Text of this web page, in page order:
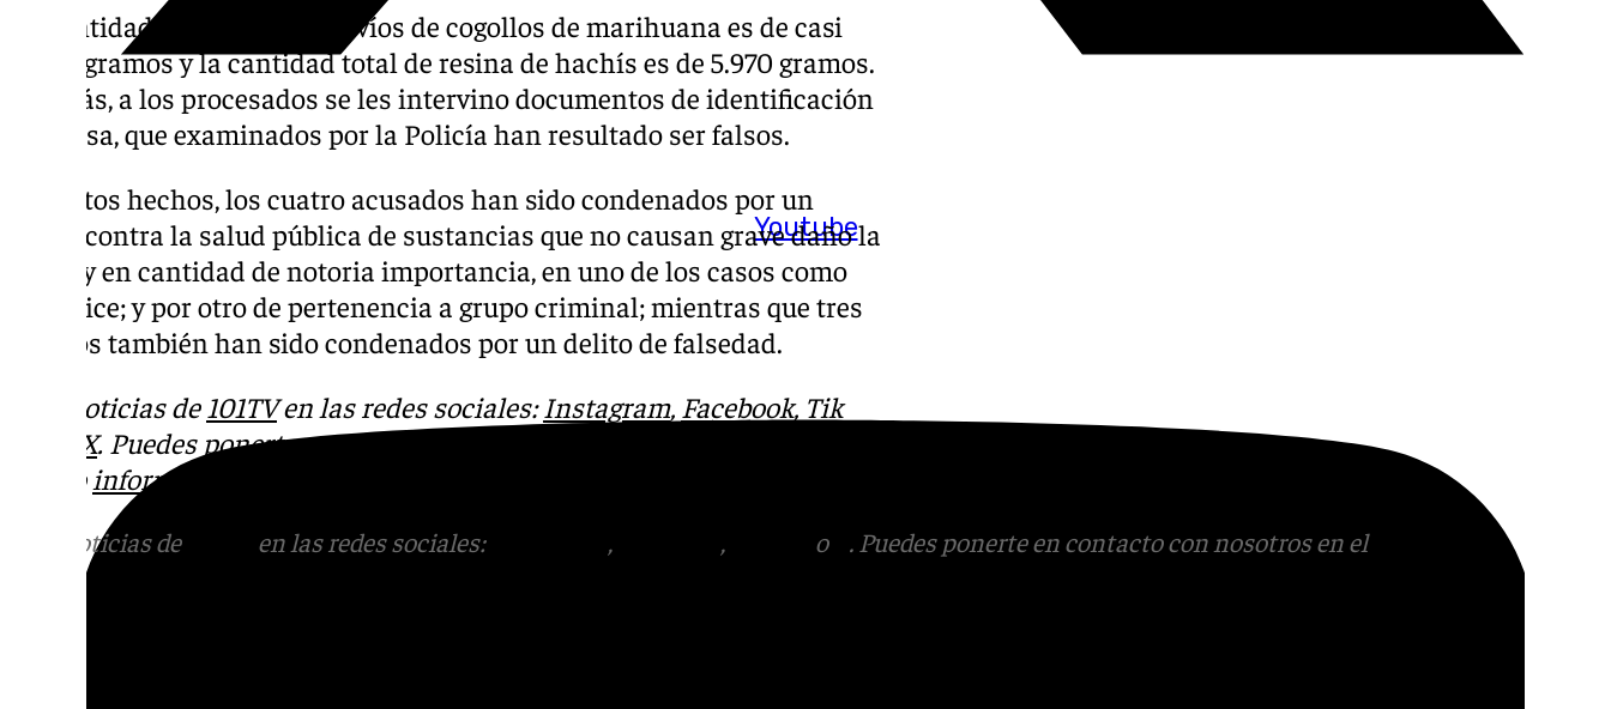
Youtube
La cantidad total de estos envíos de cogollos de marihuana es de casi
7.000 gramos y la cantidad total de resina de hachís es de 5.970 gramos.
Además, a los procesados se les intervino documentos de identificación
francesa, que examinados por la Policía han resultado ser falsos.
Por estos hechos, los cuatro acusados han sido condenados por un
delito contra la salud pública de sustancias que no causan grave daño la
salud y en cantidad de notoria importancia, en uno de los casos como
cómplice; y por otro de pertenencia a grupo criminal; mientras que tres
de ellos también han sido condenados por un delito de falsedad.
Más noticias de 101TVen las redes sociales:Instagram, Facebook, Tik
X. Puedes ponerte en contacto con nosotros en el
correo informativos@101tv.es
Más noticias de en las redes sociales: , , o
. Puedes ponerte en contacto con nosotros en el
informativos@101tv.es